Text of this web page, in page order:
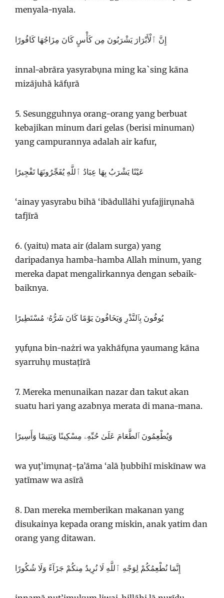
menyala-nyala.
إِنَّ ٱلْأَبْرَارَ يَشْرَبُونَ مِن كَأْسٍ كَانَ مِزَاجُهَا كَافُورًا
innal-abrāra yasyrabụna ming ka`sing kāna
mizājuhā kāfụrā
5. Sesungguhnya orang-orang yang berbuat
kebajikan minum dari gelas (berisi minuman)
yang campurannya adalah air kafur,
عَيْنًا يَشْرَبُ بِهَا عِبَادُ ٱللَّهِ يُفَجِّرُونَهَا تَفْجِيرًا
‘ainay yasyrabu bihā ‘ibādullāhi yufajjirụnahā
tafjīrā
6. (yaitu) mata air (dalam surga) yang
daripadanya hamba-hamba Allah minum, yang
mereka dapat mengalirkannya dengan sebaik-
baiknya.
يُوفُونَ بِٱلنَّذْرِ وَيَخَافُونَ يَوْمًا كَانَ شَرُّهُۥ مُسْتَطِيرًا
yụfụna bin-nażri wa yakhāfụna yaumang kāna
syarruhụ mustaṭīrā
7. Mereka menunaikan nazar dan takut akan
suatu hari yang azabnya merata di mana-mana.
وَيُطْعِمُونَ ٱلطَّعَامَ عَلَىٰ حُبِّهِۦ مِسْكِينًا وَيَتِيمًا وَأَسِيرًا
wa yuṭ’imụnaṭ-ṭa’āma ‘alā ḥubbihī miskīnaw wa
yatīmaw wa asīrā
8. Dan mereka memberikan makanan yang
disukainya kepada orang miskin, anak yatim dan
orang yang ditawan.
إِنَّمَا نُطْعِمُكُمْ لِوَجْهِ ٱللَّهِ لَا نُرِيدُ مِنكُمْ جَزَآءً وَلَا شُكُورًا